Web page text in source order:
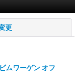
更
ワーゲン オフ